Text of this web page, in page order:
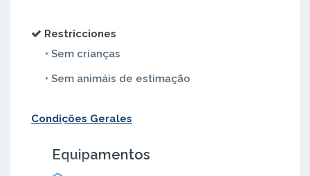
Restricciones
• Sem crianças
• Sem animáis de estimação
Condições Gerales
Equipamentos